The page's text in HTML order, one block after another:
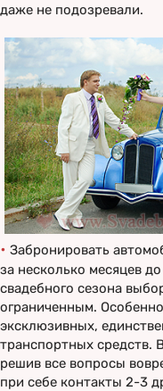
даже не подозревали.
• Забронировать
за несколько месяцев
свадебного сезона
ограниченным.
эксклюзивных,
транспортных средств.
решив все вопросы
при себе контакты 2-3